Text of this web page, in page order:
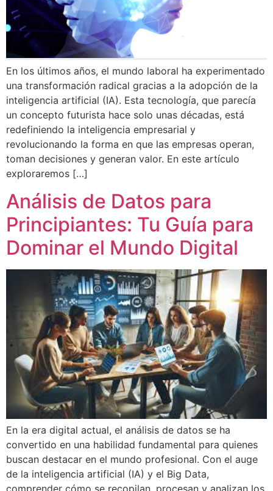
En los últimos años, el mundo laboral ha experimentado
una transformación radical gracias a la adopción de la
inteligencia artificial (IA). Esta tecnología, que parecía
un concepto futurista hace solo unas décadas, está
redefiniendo la inteligencia empresarial y
revolucionando la forma en que las empresas operan,
toman decisiones y generan valor. En este artículo
exploraremos […]
Análisis de Datos para
Principiantes: Tu Guía para
Dominar el Mundo Digital
En la era digital actual, el análisis de datos se ha
convertido en una habilidad fundamental para quienes
buscan destacar en el mundo profesional. Con el auge
de la inteligencia artificial (IA) y el Big Data,
comprender cómo se recopilan, procesan y analizan los